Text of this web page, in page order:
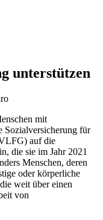
unterstützen
mit
Sozialversicherung für
auf die
die sie im Jahr 2021
Menschen, deren
oder körperliche
weit über einen
von